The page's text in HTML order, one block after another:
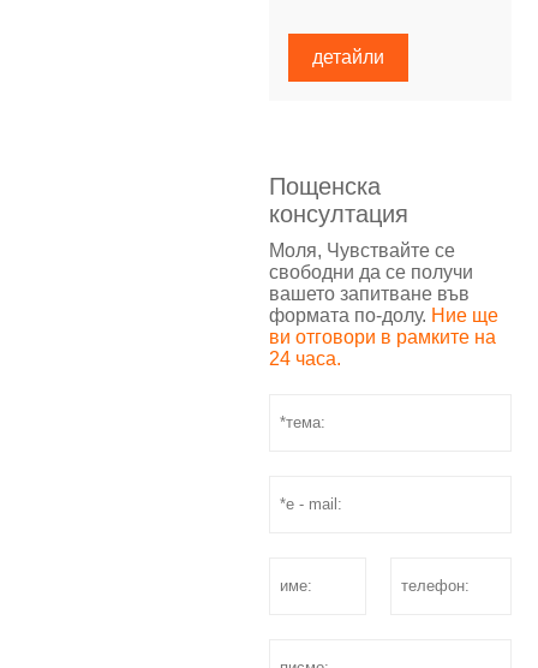
детайли
Пощенска
консултация
Моля, Чувствайте се
свободни да се получи
вашето запитване във
формата по-долу. Ние ще
ви отговори в рамките на
24 часа.